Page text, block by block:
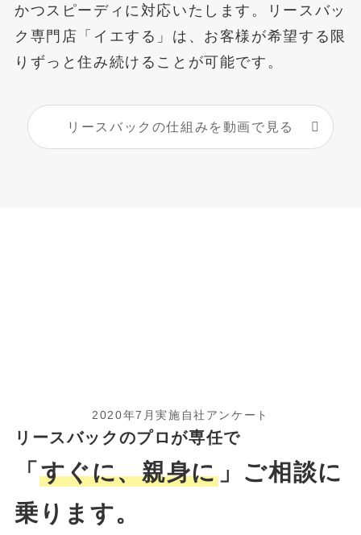
かつスピーディに対応いたします。リースバッ
ク専門店「イエする」は、お客様が希望する限
りずっと住み続けることが可能です。
リースバックの仕組みを動画で見る
2020年7月実施自社アンケート
リースバックのプロが専任で
「 すぐに、親身に」ご相談に
乗ります。